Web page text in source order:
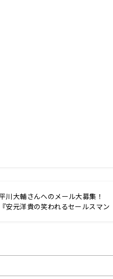
川大輔さんへのメール大募集！
『安元洋貴の笑われるセールスマン